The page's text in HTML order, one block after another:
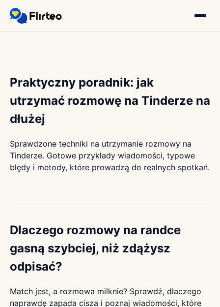
Praktyczny poradnik: jak
utrzymać rozmowę na Tinderze na
dłużej
Sprawdzone techniki na utrzymanie rozmowy na
Tinderze. Gotowe przykłady wiadomości, typowe
błędy i metody, które prowadzą do realnych spotkań.
Dlaczego rozmowy na randce
gasną szybciej, niż zdążysz
odpisać?
Match jest, a rozmowa milknie? Sprawdź, dlaczego
naprawdę zapada cisza i poznaj wiadomości, które